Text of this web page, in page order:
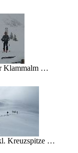
Klammalm …
Kreuzspitze …